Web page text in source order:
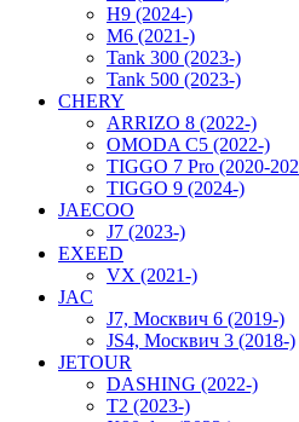
H9 (2024-)
M6 (2021-)
Tank 300 (2023-)
Tank 500 (2023-)
CHERY
ARRIZO 8 (2022-)
OMODA C5 (2022-)
TIGGO 7 Pro (2020-
TIGGO 9 (2024-)
JAECOO
J7 (2023-)
EXEED
VX (2021-)
JAC
J7, Москвич 6 (2019-)
JS4, Москвич 3 (2018-)
JETOUR
DASHING (2022-)
T2 (2023-)